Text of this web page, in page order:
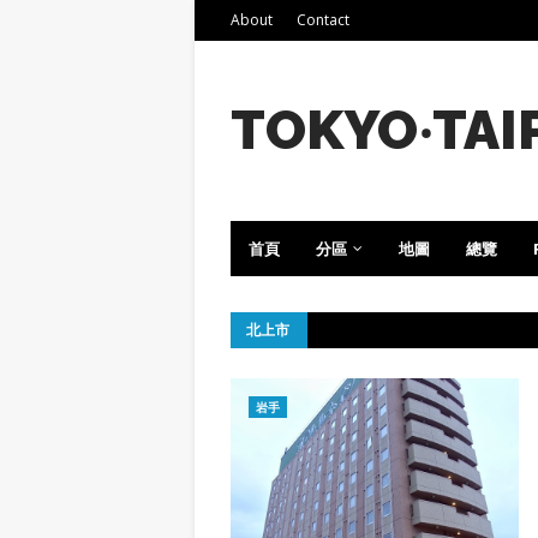
About Contact
首頁 分區 地圖 總覽
北上市
岩手